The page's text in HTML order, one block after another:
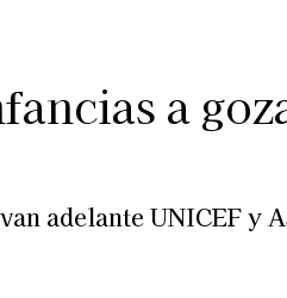
a
adelante UNICEF